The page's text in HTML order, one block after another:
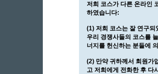
저희 코스가 다른 온라인
하였습니다:
(1) 저희 코스는 잘 연구
우리 경쟁사들의 코스를
너지를 헌신하는 분들에
(2) 만약 귀하께서 회원가
고 저희에게 전화한 후 다